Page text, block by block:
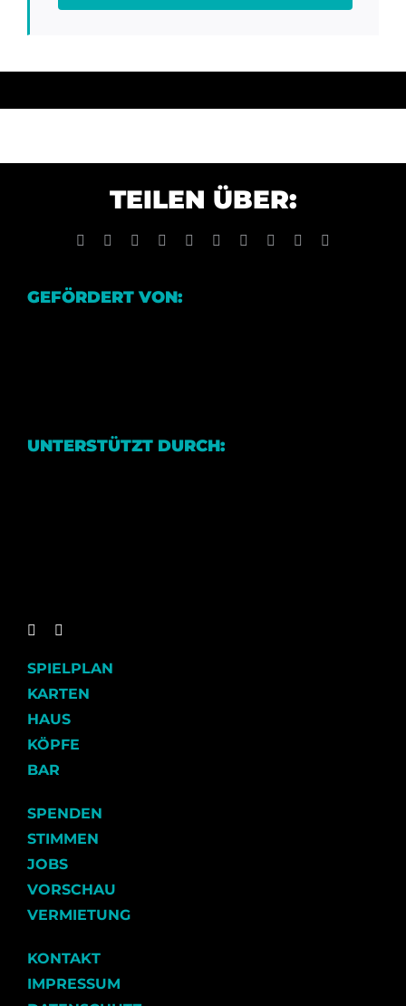
TEILEN ÜBER:
Facebook Reddit LinkedInWhatsApp
TumblrPinterest Xing
GEFÖRDERT VON:
UNTERSTÜTZT DURCH:
SPIELPLAN
KARTEN
HAUS
KÖPFE
BAR
SPENDEN
STIMMEN
JOBS
VORSCHAU
VERMIETUNG
KONTAKT
IMPRESSUM